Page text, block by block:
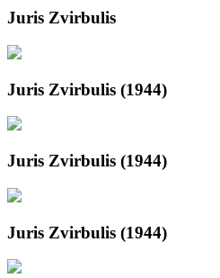
Juris Zvirbulis
Juris Zvirbulis (1944)
Juris Zvirbulis (1944)
Juris Zvirbulis (1944)